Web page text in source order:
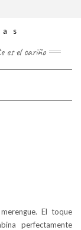
es el cariño
El toque
perfectamente